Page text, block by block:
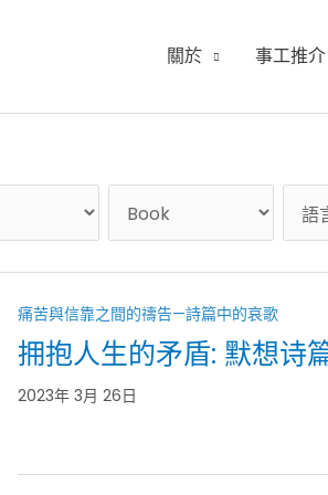
關於 事工推介
痛苦與信靠之間的禱告—詩篇中的哀歌
拥抱人生的矛盾: 默想诗
2023年 3月 26日